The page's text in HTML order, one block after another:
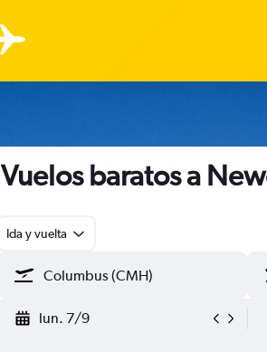
Vuelos baratos a
Ida y vuelta
lun. 7/9